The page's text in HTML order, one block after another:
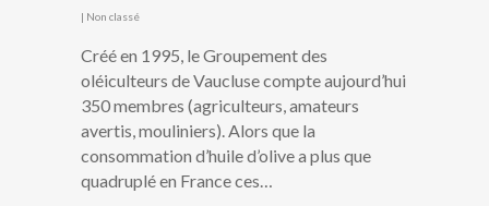
| Non classé
Créé en 1995, le Groupement des
oléiculteurs de Vaucluse compte aujourd’hui
350 membres (agriculteurs, amateurs
avertis, mouliniers). Alors que la
consommation d’huile d’olive a plus que
quadruplé en France ces…